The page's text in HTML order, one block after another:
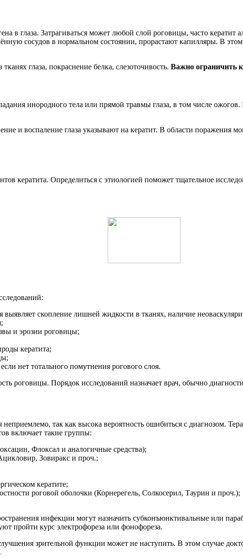
в глаза. Затрагиваться может любой слой роговицы, часто кератит
сосудов в нормальном состоянии, прорастают капилляры. В этом
глаза, покраснение белка, слезоточивость. Важно ограничить
инородного тела или прямой травмы глаза, в том числе
и воспаление глаза указывают на кератит. В области поражения
кератита. Определиться с этиологией поможет тщательное
скопление лишней жидкости в тканях, наличие
и эрозии роговицы;
кератита;
нет тотального помутнения рогового слоя.
роговицы. Порядок исследований назначает врач, обычно
так как высока вероятность ошибиться с диагнозом.
включает такие группы:
Флоксал и аналогичные средства);
Зовиракс и проч.;
кератите;
роговой оболочки (Корнерегель, Солкосерил, Таурин и проч.);
инфекции могут назначить субконъюнктивальные или
пройти курс электрофореза или фонофореза.
зрительной функции может не наступить. В этом случае